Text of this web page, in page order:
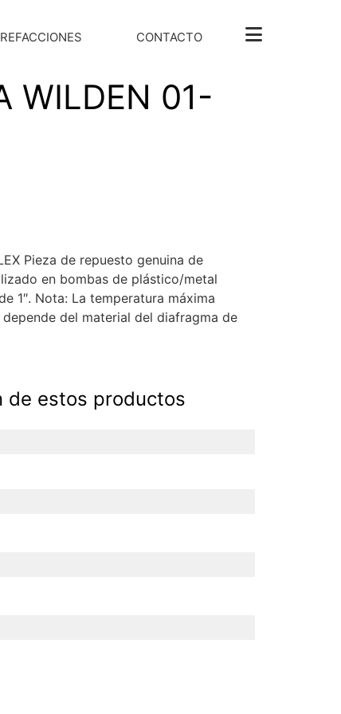
REFACCIONES CONTACTO
WILDEN 01-
Pieza de repuesto genuina de
en bombas de plástico/metal
1″. Nota: La temperatura máxima
del material del diafragma de
de estos productos